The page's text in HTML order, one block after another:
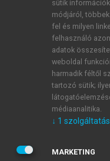
ÚJ FIÓK
1 óra díjmentes
E-MAIL-CÍM
JELSZÓ
sütik
módjáról,
fel és milyen
felhasználó
adatok
weboldal
harmadik féltől
tartozó sütik;
médiaanalitika.
↓ 1 szolgáltatás
MARKETING